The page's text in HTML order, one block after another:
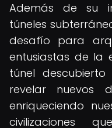
Además de su
túneles
desafío para
entusiastas de la
túnel
revelar nuevos
enriqueciendo
civilizaciones